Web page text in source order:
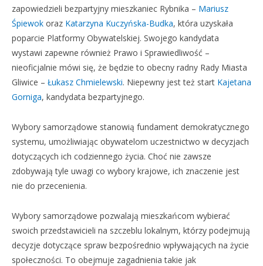
zapowiedzieli bezpartyjny mieszkaniec Rybnika – Mariusz
Śpiewok oraz Katarzyna Kuczyńska-Budka, która uzyskała
poparcie Platformy Obywatelskiej. Swojego kandydata
wystawi zapewne również Prawo i Sprawiedliwość –
nieoficjalnie mówi się, że będzie to obecny radny Rady Miasta
Gliwice – Łukasz Chmielewski. Niepewny jest też start Kajetana
Gorniga, kandydata bezpartyjnego.
Wybory samorządowe stanowią fundament demokratycznego
systemu, umożliwiając obywatelom uczestnictwo w decyzjach
dotyczących ich codziennego życia. Choć nie zawsze
zdobywają tyle uwagi co wybory krajowe, ich znaczenie jest
nie do przecenienia.
Wybory samorządowe pozwalają mieszkańcom wybierać
swoich przedstawicieli na szczeblu lokalnym, którzy podejmują
decyzje dotyczące spraw bezpośrednio wpływających na życie
społeczności. To obejmuje zagadnienia takie jak